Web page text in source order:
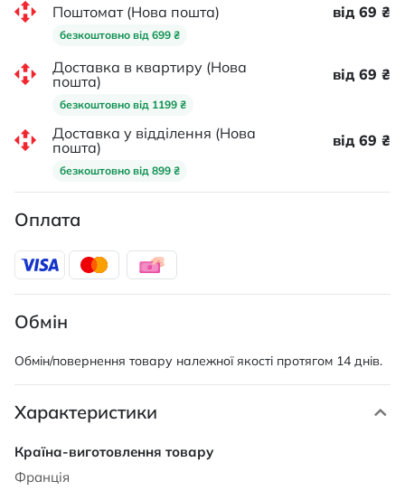
Поштомат (Нова пошта)
безкоштовно від 699 ₴
від 69 ₴
Доставка в квартиру (Нова
пошта)
безкоштовно від 1199 ₴
від 69 ₴
Доставка у відділення (Нова
пошта)
безкоштовно від 899 ₴
від 69 ₴
Оплата
Обмін
Обмін/повернення товару належної якості протягом 14 днів.
Характеристики
Характеристики
Франція